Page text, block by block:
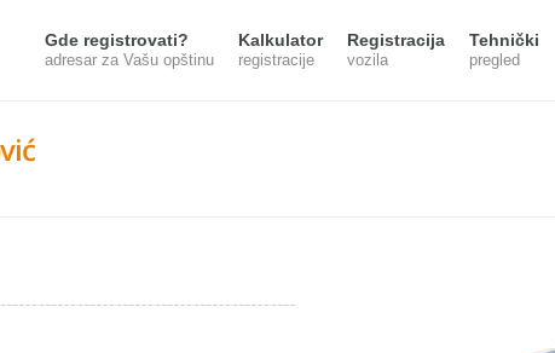
Gde registrovati?
adresar za Vašu opštinu
Kalkulator
registracije
Registracija
vozila
Tehnički
pregled